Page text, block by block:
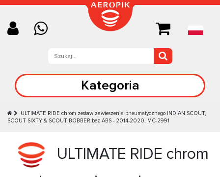
Kategoria
ULTIMATE RIDE chrom zestaw zawieszenia pneumatycznego INDIAN SCOUT,
SCOUT SIXTY & SCOUT BOBBER bez ABS - 2014-2020, MC-2991
ULTIMATE RIDE chrom